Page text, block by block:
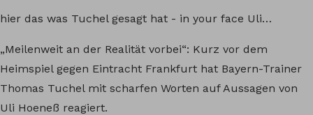
hier das was Tuchel gesagt hat - in your face Uli…
„Meilenweit an der Realität vorbei“: Kurz vor dem
Heimspiel gegen Eintracht Frankfurt hat Bayern-Trainer
Thomas Tuchel mit scharfen Worten auf Aussagen von
Uli Hoeneß reagiert.